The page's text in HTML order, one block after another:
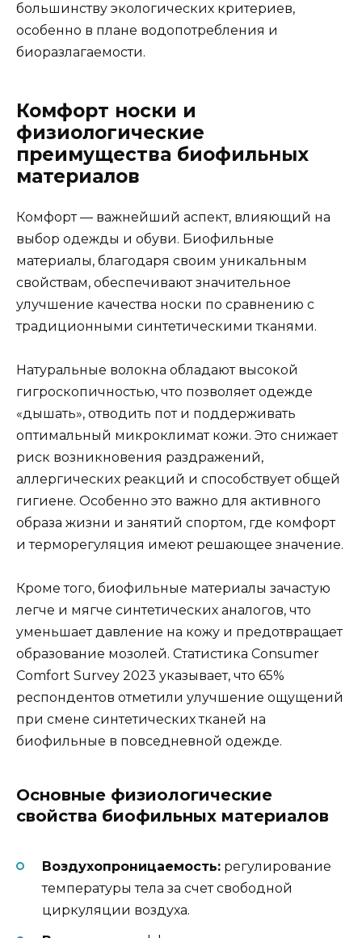
большинству экологических критериев,
особенно в плане водопотребления и
биоразлагаемости.
Комфорт носки и
физиологические
преимущества биофильных
материалов
Комфорт — важнейший аспект, влияющий на
выбор одежды и обуви. Биофильные
материалы, благодаря своим уникальным
свойствам, обеспечивают значительное
улучшение качества носки по сравнению с
традиционными синтетическими тканями.
Натуральные волокна обладают высокой
гигроскопичностью, что позволяет одежде
«дышать», отводить пот и поддерживать
оптимальный микроклимат кожи. Это снижает
риск возникновения раздражений,
аллергических реакций и способствует общей
гигиене. Особенно это важно для активного
образа жизни и занятий спортом, где комфорт
и терморегуляция имеют решающее значение.
Кроме того, биофильные материалы зачастую
легче и мягче синтетических аналогов, что
уменьшает давление на кожу и предотвращает
образование мозолей. Статистика Consumer
Comfort Survey 2023 указывает, что 65%
респондентов отметили улучшение ощущений
при смене синтетических тканей на
биофильные в повседневной одежде.
Основные физиологические
свойства биофильных материалов
Воздухопроницаемость: регулирование
температуры тела за счет свободной
циркуляции воздуха.